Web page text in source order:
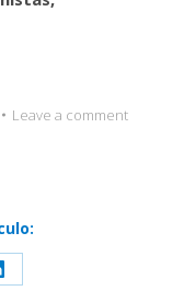
Leave a comment